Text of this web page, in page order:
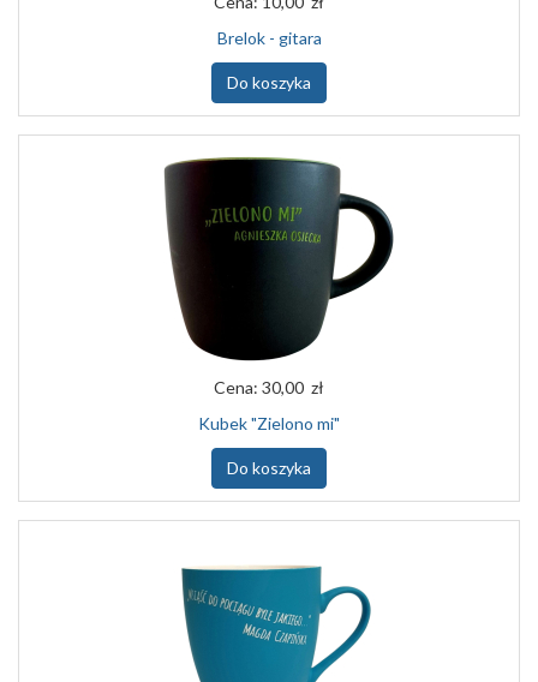
Brelok - gitara
Do koszyka
Cena: 30,00 zł
Kubek "Zielono mi"
Do koszyka